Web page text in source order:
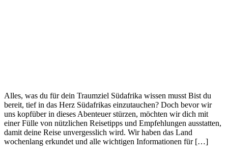
Alles, was du für dein Traumziel Südafrika wissen musst Bist du
bereit, tief in das Herz Südafrikas einzutauchen? Doch bevor wir
uns kopfüber in dieses Abenteuer stürzen, möchten wir dich mit
einer Fülle von nützlichen Reisetipps und Empfehlungen ausstatten,
damit deine Reise unvergesslich wird. Wir haben das Land
wochenlang erkundet und alle wichtigen Informationen für […]